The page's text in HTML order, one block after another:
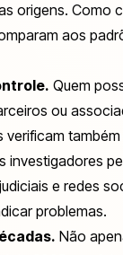
origens. Como
aos
Quem
ou
investigadores
e redes
problemas.
Não